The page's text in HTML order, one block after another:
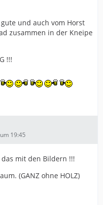
und auch vom Horst
zusammen in der Kneipe
!!!
19:45
mit den Bildern !!!
(GANZ ohne HOLZ)